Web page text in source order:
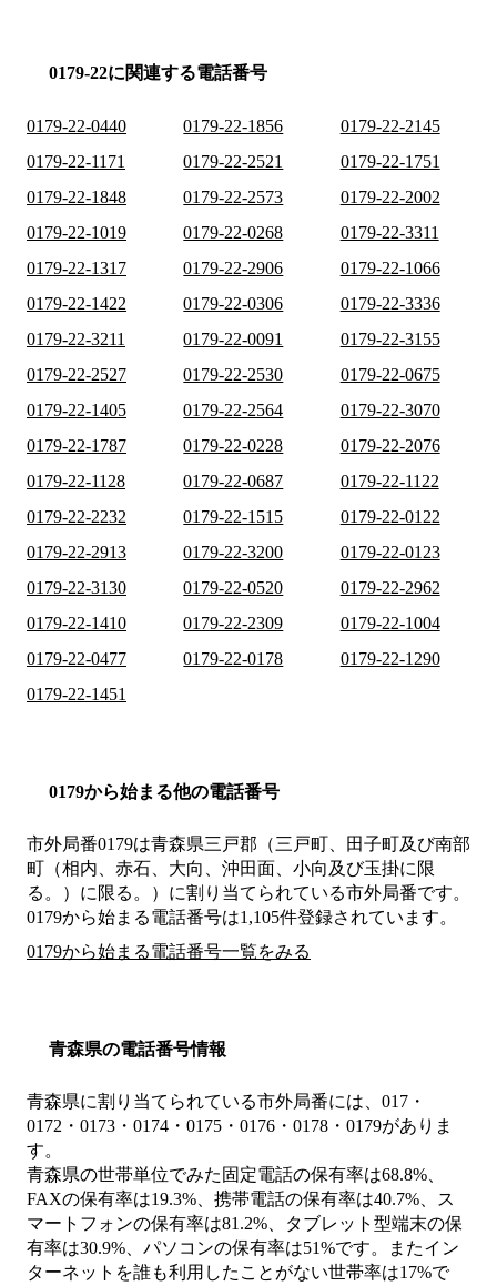
0179-22に関連する電話番号
0179-22-0440 0179-22-1856
0179-22-2145
0179-22-1171
0179-22-2521
0179-22-1751
0179-22-1848
0179-22-2573
0179-22-2002
0179-22-1019
0179-22-0268
0179-22-3311
0179-22-1317
0179-22-2906
0179-22-1066
0179-22-1422
0179-22-0306
0179-22-3336
0179-22-3211
0179-22-0091
0179-22-3155
0179-22-2527
0179-22-2530
0179-22-0675
0179-22-1405
0179-22-2564
0179-22-3070
0179-22-1787
0179-22-0228
0179-22-2076
0179-22-1128
0179-22-0687
0179-22-1122
0179-22-2232
0179-22-1515
0179-22-0122
0179-22-2913
0179-22-3200
0179-22-0123
0179-22-3130
0179-22-0520
0179-22-2962
0179-22-1410
0179-22-2309
0179-22-1004
0179-22-0477
0179-22-0178
0179-22-1290
0179-22-1451
0179から始まる他の電話番号
市外局番0179は青森県三戸郡（三戸町、田子町及び南部
町（相内、赤石、大向、沖田面、小向及び玉掛に限
る。）に限る。） に割り当てられている市外局番です。
0179から始まる電話番号は1,105件登録されています。
0179から始まる電話番号一覧をみる
青森県の電話番号情報
青森県に割り当てられている市外局番には、017・
0172・0173・0174・0175・0176・0178・0179がありま
す。
青森県の世帯単位でみた固定電話の保有率は68.8%、
FAXの保有率は19.3%、携帯電話の保有率は40.7%、ス
マートフォンの保有率は81.2%、タブレット型端末の保
有率は30.9%、パソコンの保有率は51%です。またイン
ターネットを誰も利用したことがない世帯率は17%で